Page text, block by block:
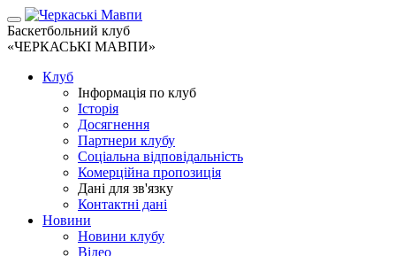
Баскетбольний клуб
«ЧЕРКАСЬКІ МАВПИ»
Клуб
Інформація по клуб
Історія
Досягнення
Партнери клубу
Соціальна відповідальність
Комерційна пропозиція
Дані для зв'язку
Контактні дані
Новини
Новини клубу
Відео